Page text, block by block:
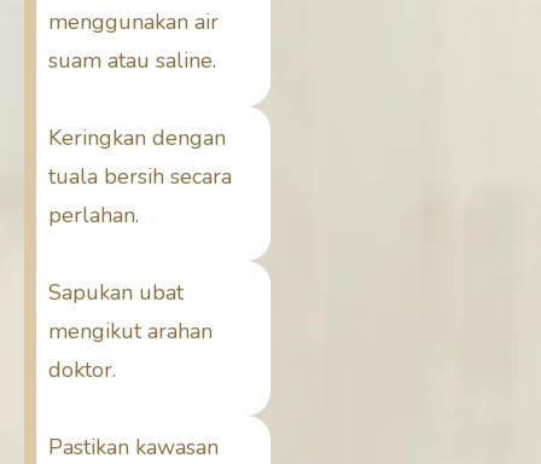
menggunakan air
suam atau saline.
Keringkan dengan
tuala bersih secara
perlahan.
Sapukan ubat
mengikut arahan
doktor.
Pastikan kawasan